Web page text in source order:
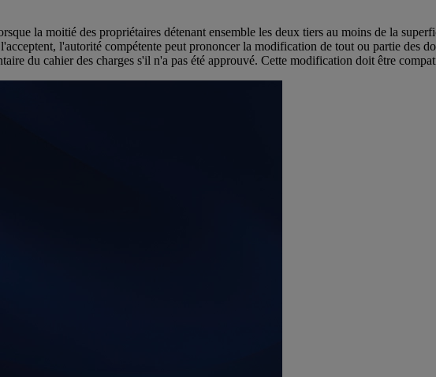
la moitié des propriétaires détenant ensemble les deux tiers au moins de la
l'autorité compétente peut prononcer la modification de tout ou partie des
du cahier des charges s'il n'a pas été approuvé. Cette modification doit être